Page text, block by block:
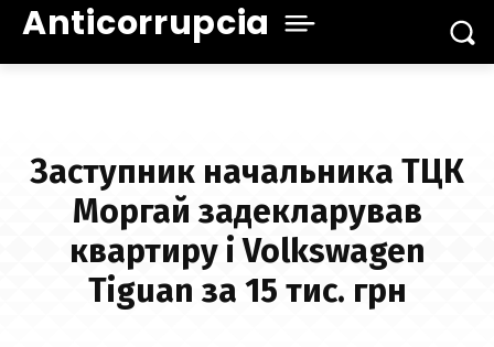
Anticorrupcia
Заступник начальника ТЦК
Моргай задекларував
квартиру і Volkswagen
Tiguan за 15 тис. грн